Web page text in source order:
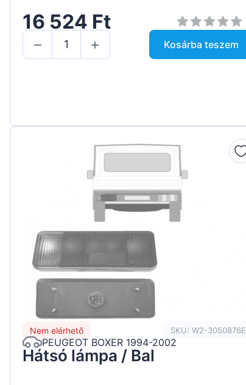
16 524 Ft
Kosárba teszem
Nem elérhető SKU: W2-3050876E
PEUGEOT BOXER 1994-2002
Hátsó lámpa / Bal